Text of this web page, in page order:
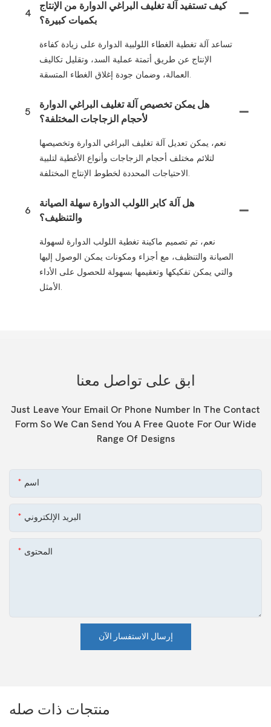
4
كيف تستفيد آلة تغليف البراغي الدوارة من الإنتاج
بكميات كبيرة؟
تساعد آلة تغطية الغطاء اللولبية الدوارة على زيادة كفاءة
الإنتاج عن طريق أتمتة عملية السد، وتقليل تكاليف
العمالة، وضمان جودة إغلاق الغطاء المتسقة.
5
هل يمكن تخصيص آلة تغليف البراغي الدوارة
لأحجام الزجاجات المختلفة؟
نعم، يمكن تعديل آلة تغليف البراغي الدوارة وتخصيصها
لتلائم مختلف أحجام الزجاجات وأنواع الأغطية لتلبية
الاحتياجات المحددة لخطوط الإنتاج المختلفة.
6
هل آلة كابر اللولب الدوارة سهلة الصيانة
والتنظيف؟
نعم، تم تصميم ماكينة تغطية اللولب الدوارة لسهولة
الصيانة والتنظيف، مع أجزاء ومكونات يمكن الوصول إليها
والتي يمكن تفكيكها وتعقيمها بسهولة للحصول على الأداء
الأمثل.
ابق على تواصل معنا
Just Leave Your Email Or Phone Number In The Contact
Form So We Can Send You A Free Quote For Our Wide
Range Of Designs
اسم
البريد الإلكتروني
المحتوى
إرسال الاستفسار الآن
منتجات ذات صله